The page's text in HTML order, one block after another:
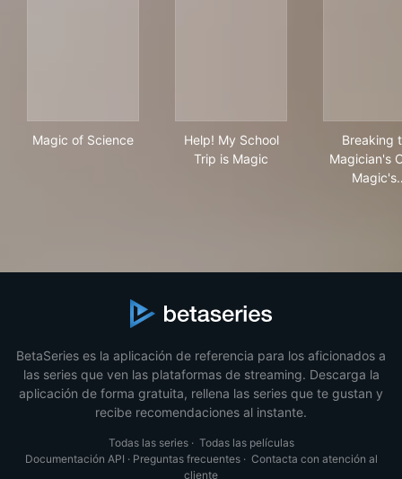
Magic of Science
Help! My School
Trip is Magic
Breaking
Magician's
BetaSeries es la aplicación de referencia para los aficionados a
las series que ven las plataformas de streaming. Descarga la
aplicación de forma gratuita, rellena las series que te gustan y
recibe recomendaciones al instante.
Todas las series· Todas las películas
Documentación API · Preguntas frecuentes· Contacta con atención al
cliente